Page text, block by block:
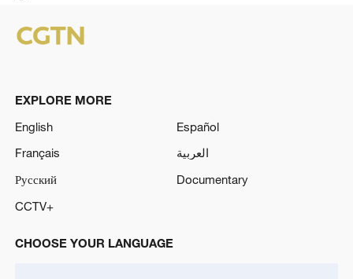
EXPLORE MORE
English
Español
Français
العربية
Русский
Documentary
CCTV+
CHOOSE YOUR LANGUAGE